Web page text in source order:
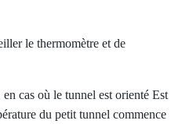
le thermomètre et de
cas où le tunnel est orienté Est
du petit tunnel commence